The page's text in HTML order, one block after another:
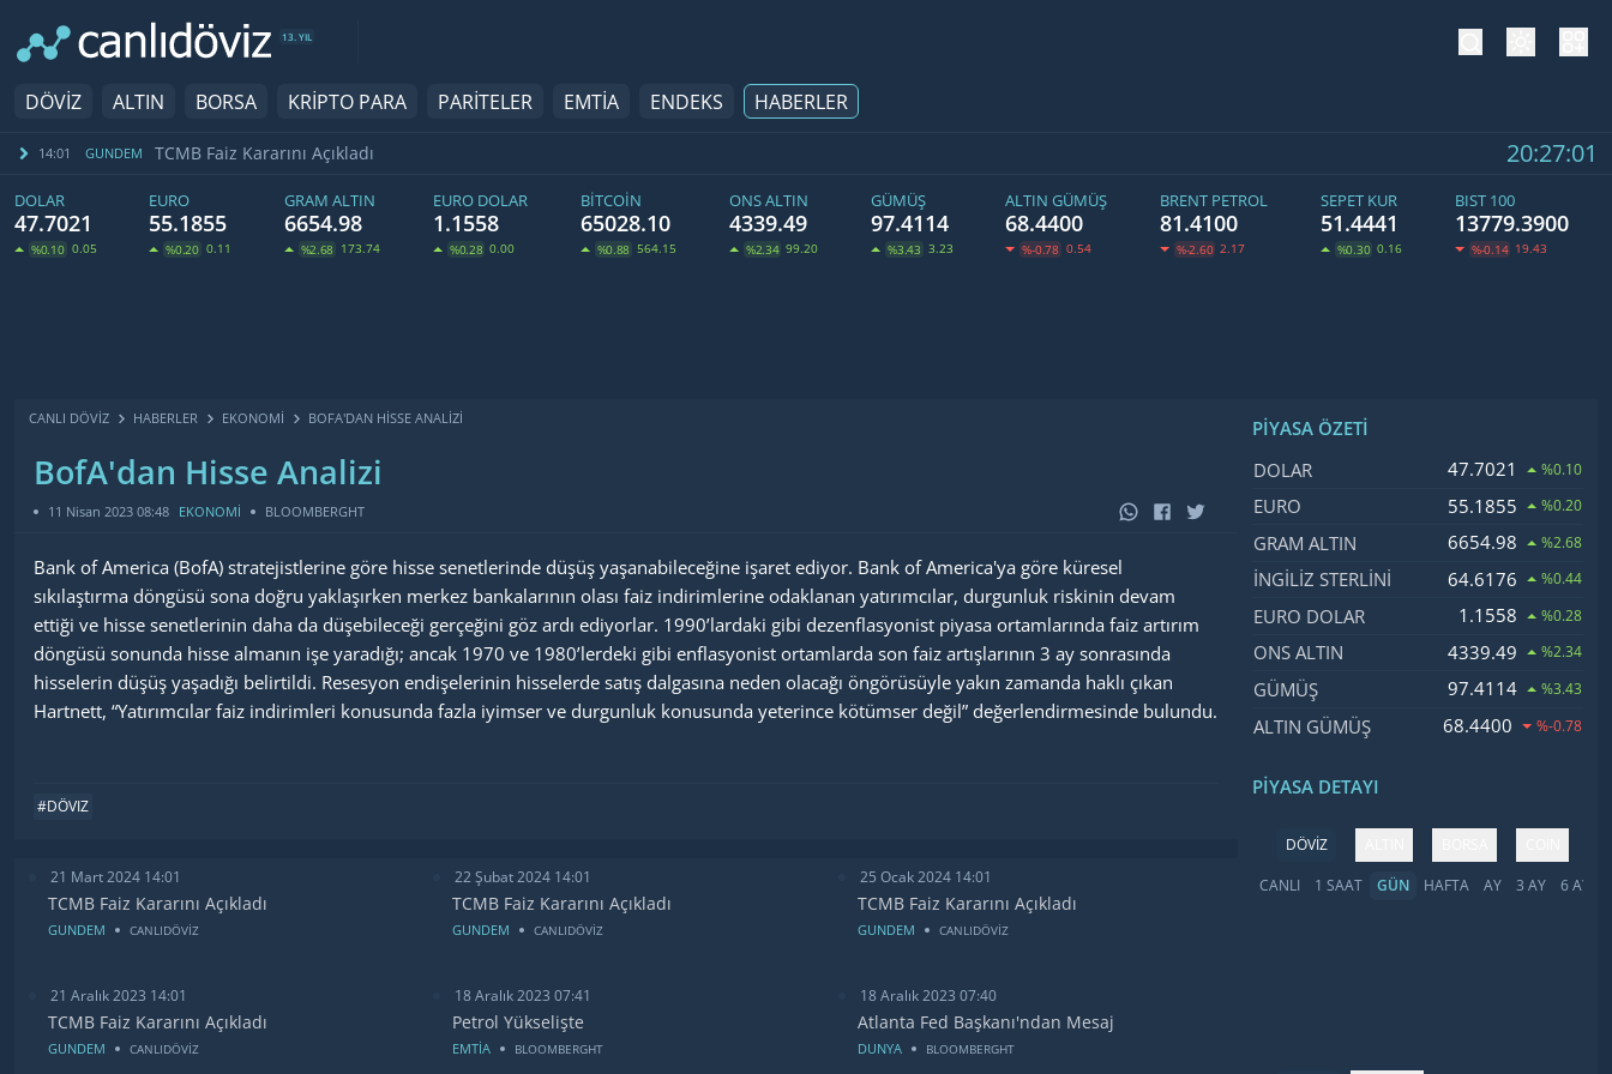
13. YIL
DÖVİZ ALTIN BORSA KRİPTO PARA PARİTELER EMTİA ENDEKS HABERLER
14:01 GUNDEM TCMB Faiz Kararını Açıkladı 20:27:01
DOLAR
47.7021
%0.10 0.05
EURO
55.1855
%0.20 0.11
GRAM ALTIN
6654.98
%2.68 173.74
EURO DOLAR
1.1558
%0.28 0.00
BITCOIN
65028.10
%0.88 564.15
ONS ALTIN
4339.49
%2.34 99.20
GÜMÜŞ
97.4114
%3.43 3.23
ALTIN GÜMÜŞ
68.4400
%-0.78 0.54
BRENT PETROL
81.4100
%-2.60 2.17
SEPET KUR
51.4441
%0.30 0.16
BIST 100
13779.3900
%-0.14 19.43
CANLI DÖVİZ HABERLER EKONOMI BOFA'DAN HISSE ANALIZI
BofA'dan Hisse Analizi
11 Nisan 2023 08:48 EKONOMİ BLOOMBERGHT
Bank of America (BofA) stratejistlerine göre hisse senetlerinde düşüş yaşanabileceğine işaret ediyor. Bank of America'ya göre küresel
sıkılaştırma döngüsü sona doğru yaklaşırken merkez bankalarının olası faiz indirimlerine odaklanan yatırımcılar, durgunluk riskinin devam
ettiği ve hisse senetlerinin daha da düşebileceği gerçeğini göz ardı ediyorlar. 1990’lardaki gibi dezenflasyonist piyasa ortamlarında faiz artırım
döngüsü sonunda hisse almanın işe yaradığı; ancak 1970 ve 1980’lerdeki gibi enflasyonist ortamlarda son faiz artışlarının 3 ay sonrasında
hisselerin düşüş yaşadığı belirtildi. Resesyon endişelerinin hisselerde satış dalgasına neden olacağı öngörüsüyle yakın zamanda haklı çıkan
Hartnett, “Yatırımcılar faiz indirimleri konusunda fazla iyimser ve durgunluk konusunda yeterince kötümser değil” değerlendirmesinde bulundu.
#DÖVIZ
21 Mart 2024 14:01
TCMB Faiz Kararını Açıkladı
GUNDEM CANLIDÖVİZ
22 Şubat 2024 14:01
TCMB Faiz Kararını Açıkladı
GUNDEM CANLIDÖVİZ
25 Ocak 2024 14:01
TCMB Faiz Kararını Açıkladı
GUNDEM CANLIDÖVİZ
21 Aralık 2023 14:01
TCMB Faiz Kararını Açıkladı
GUNDEM CANLIDÖVİZ
18 Aralık 2023 07:41
Petrol Yükselişte
EMTİA BLOOMBERGHT
18 Aralık 2023 07:40
Atlanta Fed Başkanı'ndan Mesaj
DUNYA BLOOMBERGHT
PIYASA ÖZETI
İsim, Kod Fiyat, Değişim
DOLAR 47.7021 %0.10
EURO 55.1855 %0.20
GRAM ALTIN 6654.98 %2.68
İNGILIZ STERLINI 64.6176 %0.44
EURO DOLAR 1.1558 %0.28
ONS ALTIN 4339.49 %2.34
GÜMÜŞ 97.4114 %3.43
ALTIN GÜMÜŞ 68.4400 %-0.78
PIYASA DETAYI
DÖVİZ
CANLI
1 SAAT GÜN HAFTA AY 3 AY 6 AY